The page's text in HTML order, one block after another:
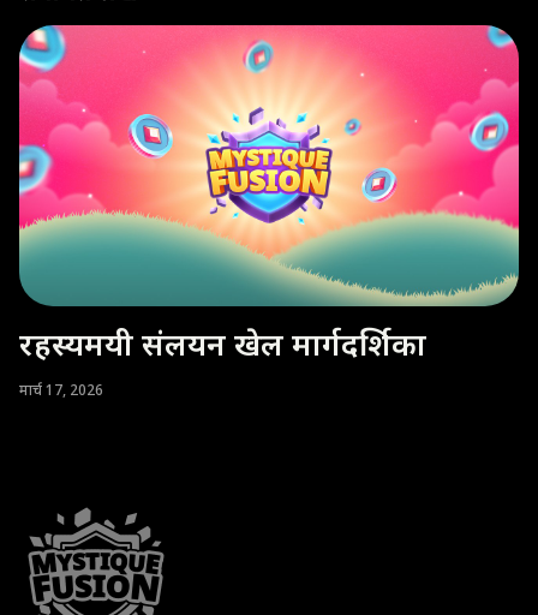
रहस्यमयी संलयन खेल मार्गदर्शिका
मार्च 17, 2026